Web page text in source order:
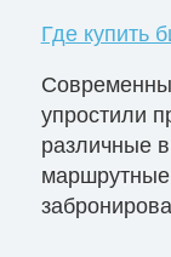
Где купить
упростили
различные